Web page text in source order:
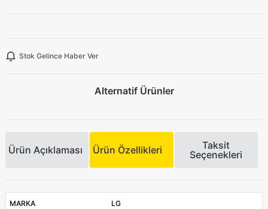
Stok Gelince Haber Ver
Alternatif Ürünler
Ürün Açıklaması Ürün Özellikleri
Taksit
Seçenekleri
MARKA LG